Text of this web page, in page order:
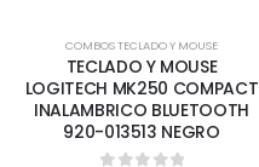
COMBOS TECLADO Y MOUSE
TECLADO Y MOUSE
LOGITECH MK250 COMPACT
INALAMBRICO BLUETOOTH
920-013513 NEGRO